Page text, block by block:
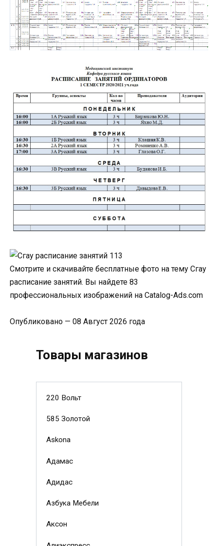
Смотрите и скачивайте бесплатные фото на тему Сгау
расписание занятий. Вы найдете 83
профессиональных изображений на Catalog-Ads.com
Опубликовано — 08 Август 2026 года
Товары магазинов
220 Вольт
585 Золотой
Askona
Адамас
Адидас
Азбука Мебели
Аксон